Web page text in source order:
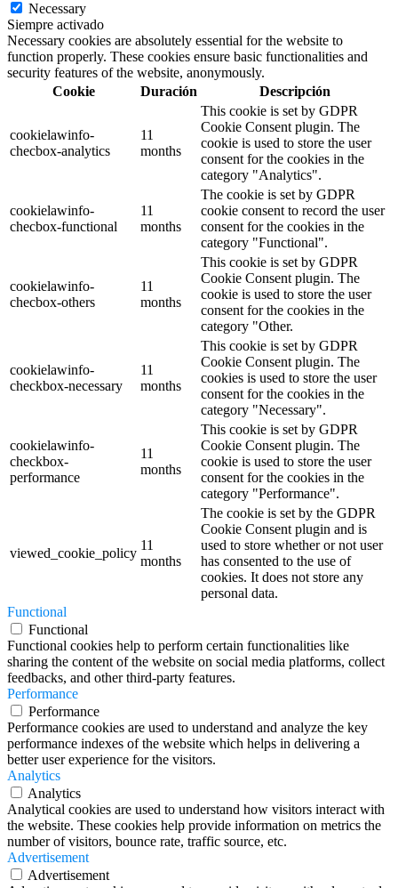
Necessary
Siempre activado
Necessary cookies are absolutely essential for the website to
function properly. These cookies ensure basic functionalities and
security features of the website, anonymously.
Cookie
Duración Descripción
cookielawinfo-
checbox-analytics
11
months
This cookie is set by GDPR
Cookie Consent plugin. The
cookie is used to store the user
consent for the cookies in the
category "Analytics".
cookielawinfo-
checbox-functional
11
months
The cookie is set by GDPR
cookie consent to record the user
consent for the cookies in the
category "Functional".
cookielawinfo-
checbox-others
11
months
This cookie is set by GDPR
Cookie Consent plugin. The
cookie is used to store the user
consent for the cookies in the
category "Other.
cookielawinfo-
checkbox-necessary
11
months
This cookie is set by GDPR
Cookie Consent plugin. The
cookies is used to store the user
consent for the cookies in the
category "Necessary".
cookielawinfo-
checkbox-
performance
11
months
This cookie is set by GDPR
Cookie Consent plugin. The
cookie is used to store the user
consent for the cookies in the
category "Performance".
viewed_cookie_policy
11
months
The cookie is set by the GDPR
Cookie Consent plugin and is
used to store whether or not user
has consented to the use of
cookies. It does not store any
personal data.
Functional
Functional
Functional cookies help to perform certain functionalities like
sharing the content of the website on social media platforms, collect
feedbacks, and other third-party features.
Performance
Performance
Performance cookies are used to understand and analyze the key
performance indexes of the website which helps in delivering a
better user experience for the visitors.
Analytics
Analytics
Analytical cookies are used to understand how visitors interact with
the website. These cookies help provide information on metrics the
number of visitors, bounce rate, traffic source, etc.
Advertisement
Advertisement